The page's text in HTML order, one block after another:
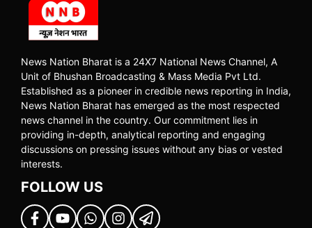
News Nation Bharat is a 24X7 National News Channel, A
Unit of Bhushan Broadcasting & Mass Media Pvt Ltd.
Established as a pioneer in credible news reporting in India,
News Nation Bharat has emerged as the most respected
news channel in the country. Our commitment lies in
providing in-depth, analytical reporting and engaging
discussions on pressing issues without any bias or vested
interests.
FOLLOW US